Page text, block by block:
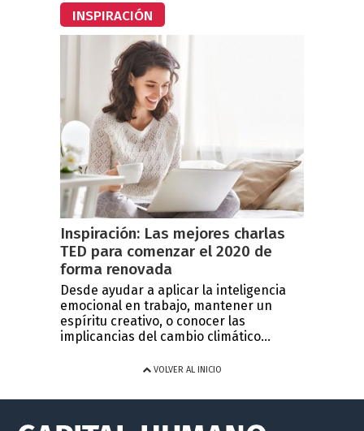
INSPIRACIÓN
Inspiración: Las mejores charlas
TED para comenzar el 2020 de
forma renovada
Desde ayudar a aplicar la inteligencia
emocional en trabajo, mantener un
espíritu creativo, o conocer las
implicancias del cambio climático...
VOLVER AL INICIO